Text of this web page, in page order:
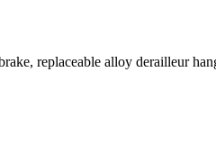
replaceable alloy derailleur